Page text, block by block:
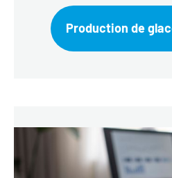
Production de